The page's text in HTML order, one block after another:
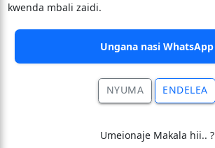
kwenda mbali zaidi.
Ungana nasi WhatsApp
NYUMA ENDELEA
Umeionaje Makala hii.. ?